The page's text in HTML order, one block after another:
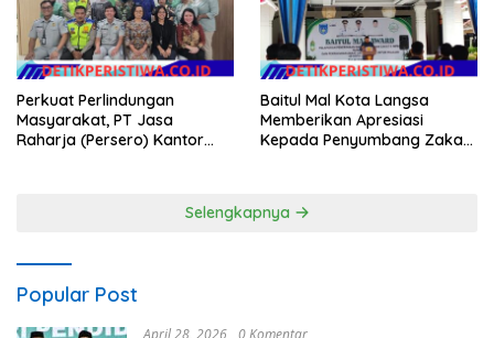
Perkuat Perlindungan
Masyarakat, PT Jasa
Raharja (Persero) Kantor
Baitul Mal Kota Langsa
Memberikan Apresiasi
Kepada Penyumbang Zakat
Selengkapnya
Popular Post
April 28, 2026 0 Komentar